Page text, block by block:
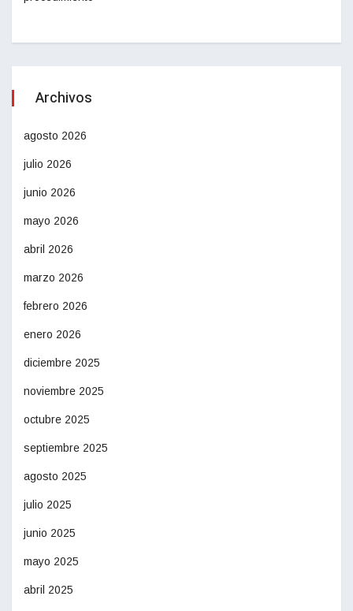
Archivos
agosto 2026
julio 2026
junio 2026
mayo 2026
abril 2026
marzo 2026
febrero 2026
enero 2026
diciembre 2025
noviembre 2025
octubre 2025
septiembre 2025
agosto 2025
julio 2025
junio 2025
mayo 2025
abril 2025